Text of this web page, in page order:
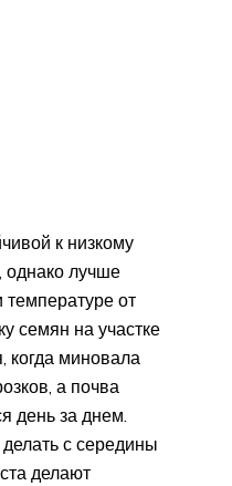
к низкому
однако лучше
температуре от
семян на участке
когда миновала
а почва
день за днем.
с середины
делают